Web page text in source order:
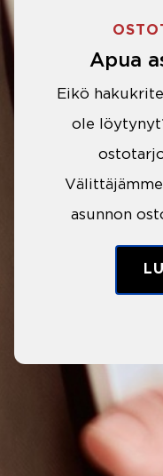
Apua
Eikö
ole
asunnon